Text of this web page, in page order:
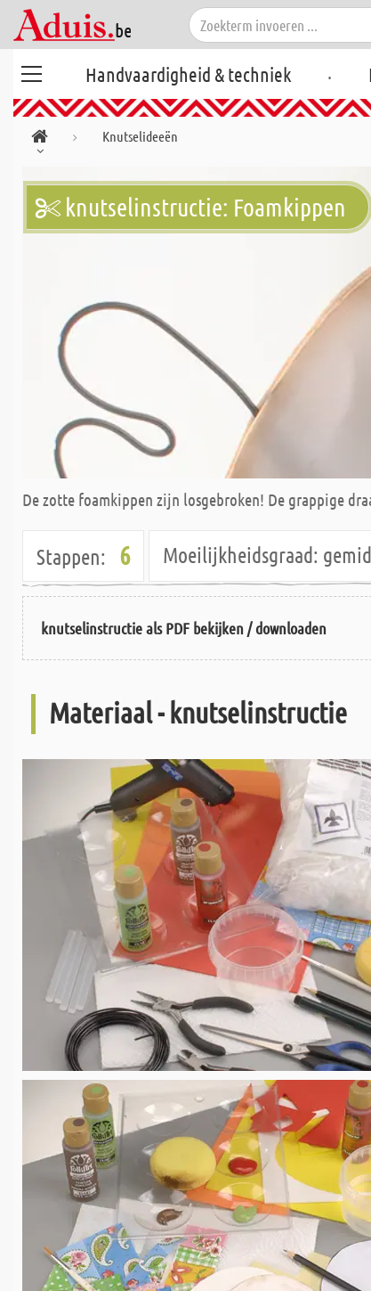
Handvaardigheid & techniek .
Knutselideeën
knutselinstructie: Foamkippen
De zotte foamkippen zijn losgebroken! De grappige
Stappen: 6 Moeilijkheidsgraad:
knutselinstructie als PDF bekijken / downloaden
Materiaal - knutselinstructie